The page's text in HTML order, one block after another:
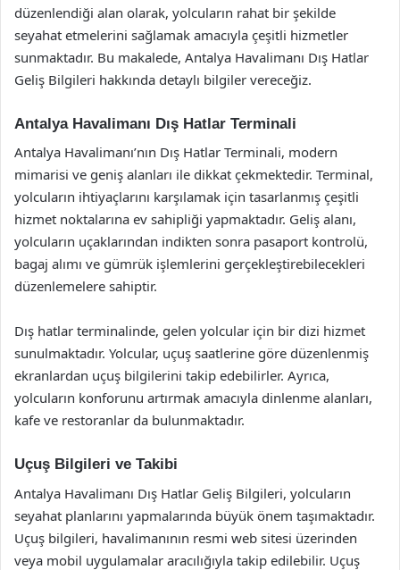
düzenlendiği alan olarak, yolcuların rahat bir şekilde
seyahat etmelerini sağlamak amacıyla çeşitli hizmetler
sunmaktadır. Bu makalede, Antalya Havalimanı Dış Hatlar
Geliş Bilgileri hakkında detaylı bilgiler vereceğiz.
Antalya Havalimanı Dış Hatlar Terminali
Antalya Havalimanı’nın Dış Hatlar Terminali, modern
mimarisi ve geniş alanları ile dikkat çekmektedir. Terminal,
yolcuların ihtiyaçlarını karşılamak için tasarlanmış çeşitli
hizmet noktalarına ev sahipliği yapmaktadır. Geliş alanı,
yolcuların uçaklarından indikten sonra pasaport kontrolü,
bagaj alımı ve gümrük işlemlerini gerçekleştirebilecekleri
düzenlemelere sahiptir.
Dış hatlar terminalinde, gelen yolcular için bir dizi hizmet
sunulmaktadır. Yolcular, uçuş saatlerine göre düzenlenmiş
ekranlardan uçuş bilgilerini takip edebilirler. Ayrıca,
yolcuların konforunu artırmak amacıyla dinlenme alanları,
kafe ve restoranlar da bulunmaktadır.
Uçuş Bilgileri ve Takibi
Antalya Havalimanı Dış Hatlar Geliş Bilgileri, yolcuların
seyahat planlarını yapmalarında büyük önem taşımaktadır.
Uçuş bilgileri, havalimanının resmi web sitesi üzerinden
veya mobil uygulamalar aracılığıyla takip edilebilir. Uçuş